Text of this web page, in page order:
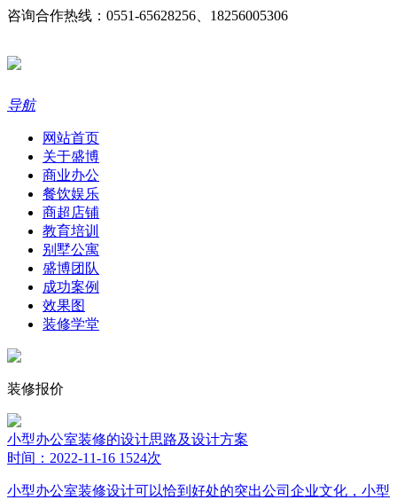
咨询合作热线：0551-65628256、18256005306
导航
网站首页
关于盛博
商业办公
餐饮娱乐
商超店铺
教育培训
别墅公寓
盛博团队
成功案例
效果图
装修学堂
装修报价
小型办公室装修的设计思路及设计方案
时间：2022-11-16 1524次
小型办公室装修设计可以恰到好处的突出公司企业文化，小型